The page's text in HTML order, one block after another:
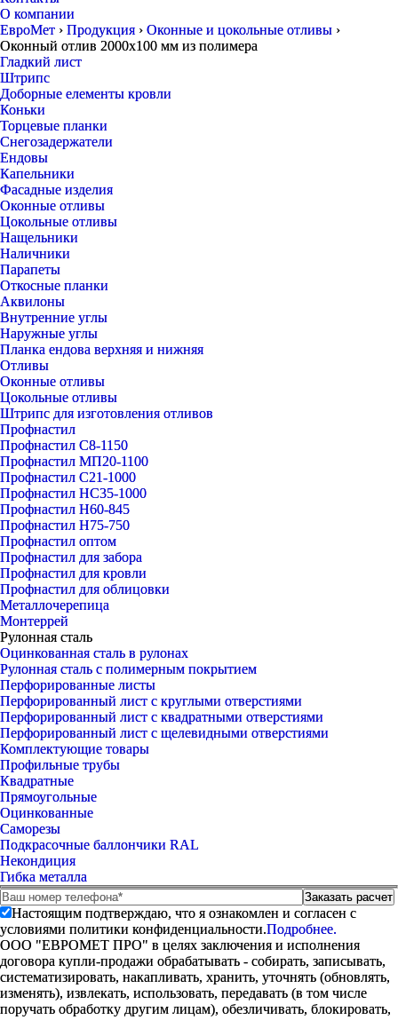
О компании
ЕвроМет › Продукция › Оконные и цокольные отливы ›
Оконный отлив 2000х100 мм из полимера
Гладкий лист
Штрипс
Доборные елементы кровли
Коньки
Торцевые планки
Снегозадержатели
Ендовы
Капельники
Фасадные изделия
Оконные отливы
Цокольные отливы
Нащельники
Наличники
Парапеты
Откосные планки
Аквилоны
Внутренние углы
Наружные углы
Планка ендова верхняя и нижняя
Отливы
Оконные отливы
Цокольные отливы
Штрипс для изготовления отливов
Профнастил
Профнастил С8-1150
Профнастил МП20-1100
Профнастил С21-1000
Профнастил НС35-1000
Профнастил Н60-845
Профнастил Н75-750
Профнастил оптом
Профнастил для забора
Профнастил для кровли
Профнастил для облицовки
Металлочерепица
Монтеррей
Рулонная сталь
Оцинкованная сталь в рулонах
Рулонная сталь с полимерным покрытием
Перфорированные листы
Перфорированный лист с круглыми отверстиями
Перфорированный лист с квадратными отверстиями
Перфорированный лист с щелевидными отверстиями
Комплектующие товары
Профильные трубы
Квадратные
Прямоугольные
Оцинкованные
Саморезы
Подкрасочные баллончики RAL
Некондиция
Гибка металла
Настоящим подтверждаю, что я ознакомлен и согласен с
условиями политики конфиденциальности.Подробнее.
ООО "ЕВРОМЕТ ПРО" в целях заключения и исполнения
договора купли-продажи обрабатывать - собирать, записывать,
систематизировать, накапливать, хранить, уточнять (обновлять,
изменять), извлекать, использовать, передавать (в том числе
поручать обработку другим лицам), обезличивать, блокировать,